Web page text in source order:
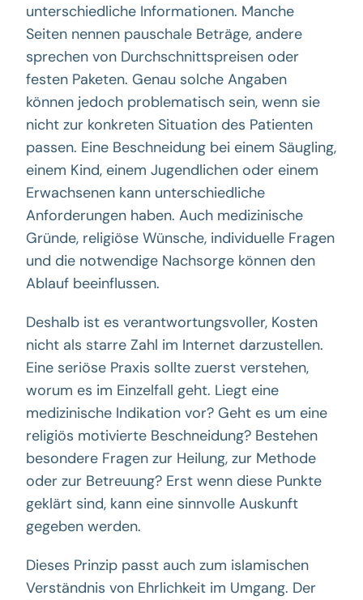
unterschiedliche Informationen. Manche
Seiten nennen pauschale Beträge, andere
sprechen von Durchschnittspreisen oder
festen Paketen. Genau solche Angaben
können jedoch problematisch sein, wenn sie
nicht zur konkreten Situation des Patienten
passen. Eine Beschneidung bei einem Säugling,
einem Kind, einem Jugendlichen oder einem
Erwachsenen kann unterschiedliche
Anforderungen haben. Auch medizinische
Gründe, religiöse Wünsche, individuelle Fragen
und die notwendige Nachsorge können den
Ablauf beeinflussen.
Deshalb ist es verantwortungsvoller, Kosten
nicht als starre Zahl im Internet darzustellen.
Eine seriöse Praxis sollte zuerst verstehen,
worum es im Einzelfall geht. Liegt eine
medizinische Indikation vor? Geht es um eine
religiös motivierte Beschneidung? Bestehen
besondere Fragen zur Heilung, zur Methode
oder zur Betreuung? Erst wenn diese Punkte
geklärt sind, kann eine sinnvolle Auskunft
gegeben werden.
Dieses Prinzip passt auch zum islamischen
Verständnis von Ehrlichkeit im Umgang. Der